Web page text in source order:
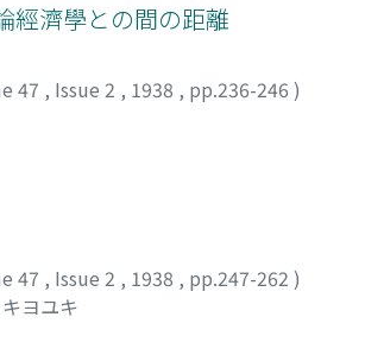
經濟學との間の距離
47 , Issue 2 , 1938 , pp.236-246 )
47 , Issue 2 , 1938 , pp.247-262 )
ヨユキ